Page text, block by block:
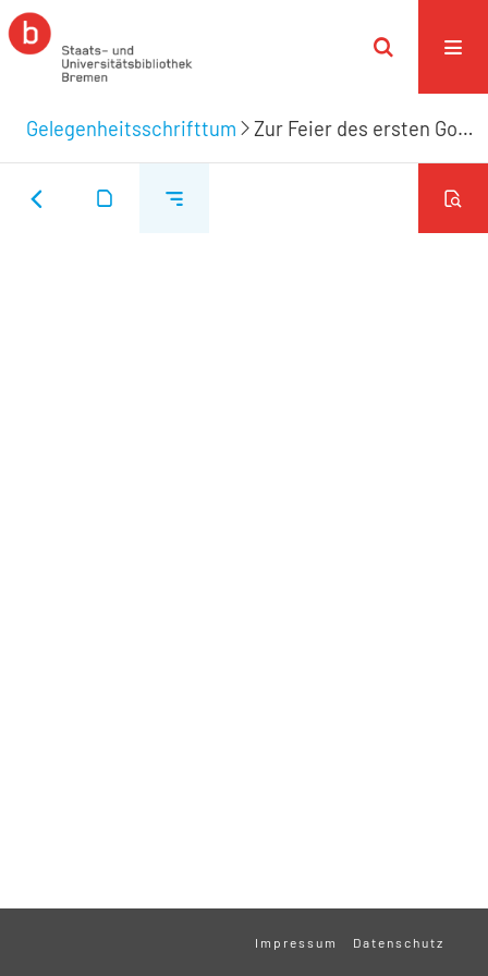
Gelegenheitsschrifttum Zur Feier des ersten Gottesdienstes in der St. Johannis-Kirche am 17ten October 1823
Impressum Datenschutz